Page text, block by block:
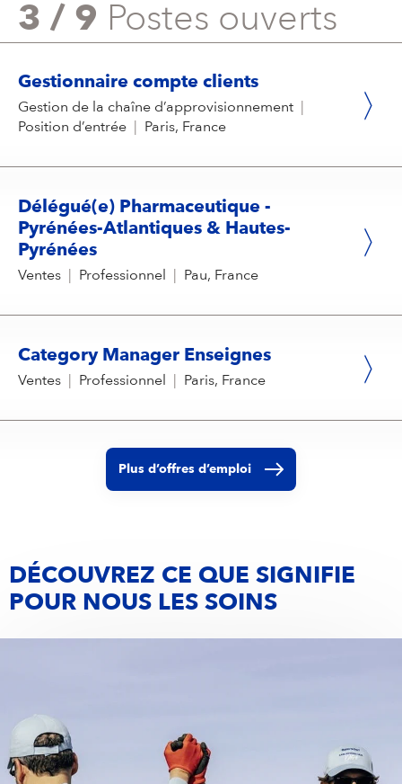
3 / 9 Postes ouverts
Gestionnaire compte clients
Gestion de la chaîne d’approvisionnement
Position d’entrée
Paris, France
Délégué(e) Pharmaceutique -
Pyrénées-Atlantiques & Hautes-
Pyrénées
Ventes Professionnel Pau, France
Category Manager Enseignes
Ventes Professionnel Paris, France
Plus d’offres d’emploi
DÉCOUVREZ CE QUE SIGNIFIE
POUR NOUS LES SOINS